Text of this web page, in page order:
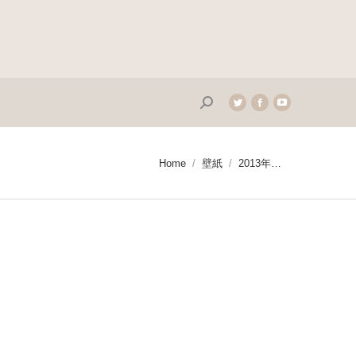
Search:Twitter
page
in
window
Facebook
page
in
window
YouTube
page
window
You are here:
Home 壁紙 2013年…